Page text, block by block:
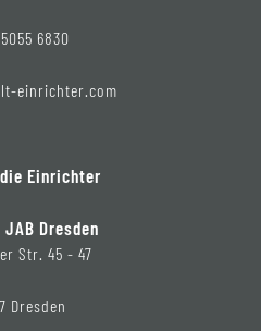
6830
einrichter.com
Einrichter
JAB Dresden
Str. 45 - 47
Dresden